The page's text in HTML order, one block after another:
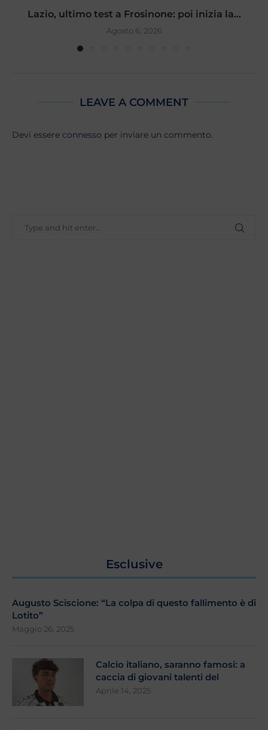
Lazio, ultimo test a Frosinone: poi inizia la...
Agosto 6, 2026
LEAVE A COMMENT
Devi essere connesso per inviare un commento.
Esclusive
Augusto Sciscione: “La colpa di questo fallimento è di
Lotito”
Maggio 26, 2025
Calcio italiano, saranno famosi: a
caccia di giovani talenti del
Aprile 14, 2025